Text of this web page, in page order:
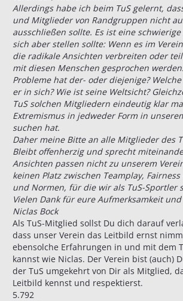
Allerdings habe ich beim TuS gelernt,
und Mitglieder von Randgruppen nicht
ausschließen sollte. Es ist eine
sich aber stellen sollte: Wenn es im
die radikale Ansichten verbreiten oder
mit diesen Menschen gesprochen
Probleme hat der- oder diejenige?
er in sich? Wie ist seine Weltsicht?
TuS solchen Mitgliedern eindeutig klar
Extremismus in jedweder Form in
suchen hat.
Daher meine Bitte an alle Mitglieder des
Bleibt offenherzig und sprecht
Ansichten passen nicht zu unserem
keinen Platz zwischen Teamplay,
und Normen, für die wir als TuS-Sportler
Vielen Dank für eure Aufmerksamkeit
Niclas Bock
Als TuS-Mitglied sollst Du dich darauf
dass unser Verein das Leitbild ernst
ebensolche Erfahrungen in und mit dem
kannst wie Niclas. Der Verein bist (auch)
der TuS umgekehrt von Dir als Mitglied,
Leitbild kennst und respektierst.
5.792